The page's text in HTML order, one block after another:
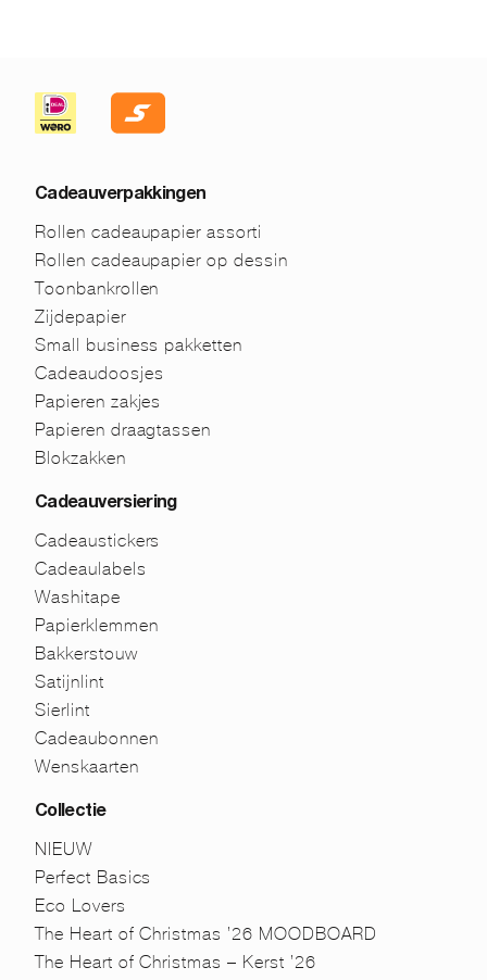
Cadeauverpakkingen
Rollen cadeaupapier assorti
Rollen cadeaupapier op dessin
Toonbankrollen
Zijdepapier
Small business pakketten
Cadeaudoosjes
Papieren zakjes
Papieren draagtassen
Blokzakken
Cadeauversiering
Cadeaustickers
Cadeaulabels
Washitape
Papierklemmen
Bakkerstouw
Satijnlint
Sierlint
Cadeaubonnen
Wenskaarten
Collectie
NIEUW
Perfect Basics
Eco Lovers
The Heart of Christmas ’26 MOODBOARD
The Heart of Christmas – Kerst ’26